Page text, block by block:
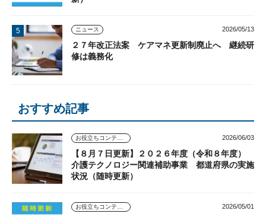
ニュース 2026/05/13
２７年改正法案 ケアマネ更新制廃止へ 継続研
修は義務化
おすすめ記事
お役立ちコンテンツ 2026/06/03
【８月７日更新】２０２６年度（令和８年度）
介護テクノロジー関連補助事業 都道府県の実施
状況（随時更新）
お役立ちコンテンツ 2026/05/01